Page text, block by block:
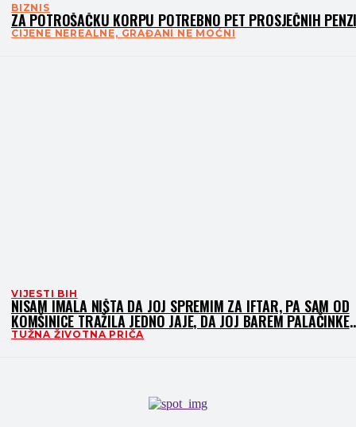
BIZNIS
ZA POTROŠAČKU KORPU POTREBNO PET PROSJEČNIH
CIJENE NEREALNE, GRAĐANI NE MOĆNI
VIJESTI BIH
NISAM IMALA NIŠTA DA JOJ SPREMIM ZA IFTAR, PA SAM OD
KOMŠINICE TRAŽILA JEDNO JAJE, DA JOJ BAREM PALAČINKE
NAPRAVIM
TUŽNA ŽIVOTNA PRIČA